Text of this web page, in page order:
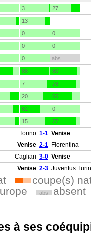
3 27
13
0 0
0 0
0 abs.
88 80
7 76
20 66
62 0
15 77
Torino 1-1 Venise
Venise 2-1 Fiorentina
Cagliari 3-0 Venise
Venise 2-3 Juventus Turin
coupe(s)
abs. absent
à ses